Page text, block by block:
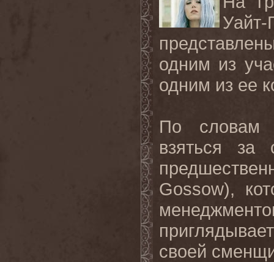
одним из
одним из ее
По словам
взяться за
Gossow),
своей